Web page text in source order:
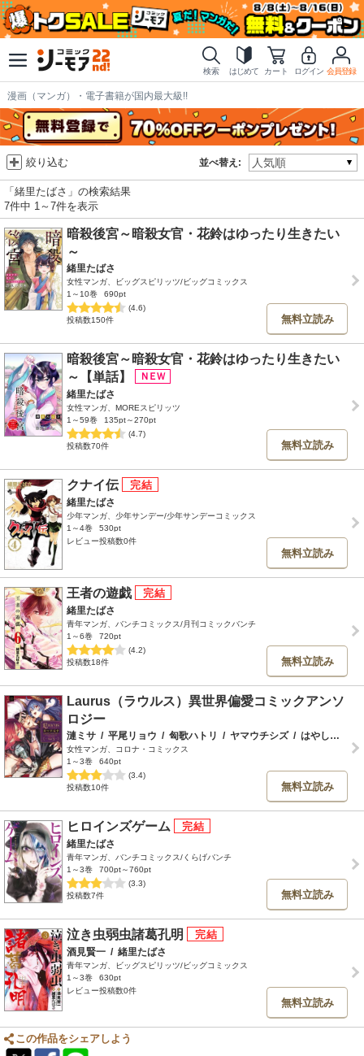
検索 はじめて カート ログイン 会員登録
漫画（マンガ）・電子書籍が国内最大級!!
並べ替え:
絞り込む
「緒里たばさ」の検索結果
7件中 1～7件を表示
暗殺後宮～暗殺女官・花鈴はゆったり生きたい
～
緒里たばさ
女性マンガ、ビッグスピリッツ/ビッグコミックス
1～10巻
690pt
(4.6)
投稿数150件
無料立読み
暗殺後宮～暗殺女官・花鈴はゆったり生きたい
～【単話】
緒里たばさ
女性マンガ、MOREスピリッツ
1～59巻
135pt～270pt
(4.7)
投稿数70件
無料立読み
クナイ伝
緒里たばさ
少年マンガ、少年サンデー/少年サンデーコミックス
1～4巻
530pt
レビュー投稿数0件
無料立読み
王者の遊戯
緒里たばさ
青年マンガ、バンチコミックス/月刊コミックバンチ
1～6巻
720pt
(4.2)
投稿数18件
無料立読み
Laurus（ラウルス）異世界偏愛コミックアンソ
ロジー
漣ミサ / 平尾リョウ / 匈歌ハトリ / ヤマウチシズ / はやしね
女性マンガ、コロナ・コミックス
1～3巻
640pt
(3.4)
投稿数10件
無料立読み
ヒロインズゲーム
緒里たばさ
青年マンガ、バンチコミックス/くらげバンチ
1～3巻
700pt～760pt
(3.3)
投稿数7件
無料立読み
泣き虫弱虫諸葛孔明
酒見賢一 / 緒里たばさ
青年マンガ、ビッグスピリッツ/ビッグコミックス
1～3巻
630pt
レビュー投稿数0件
無料立読み
この作品をシェアしよう